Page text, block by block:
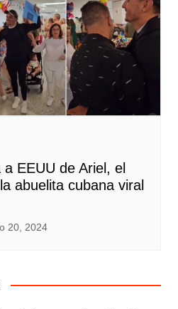
EEUU de Ariel, el
abuelita cubana viral
20, 2024